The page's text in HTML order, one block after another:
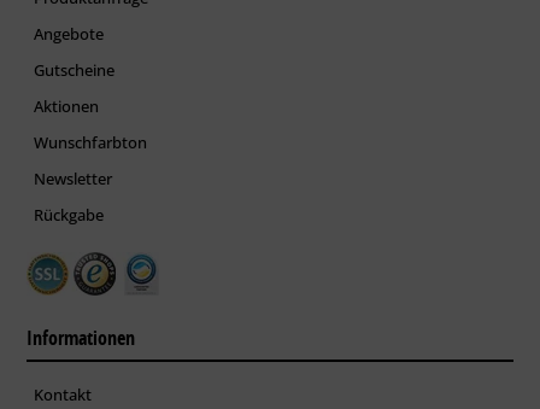
Angebote
Gutscheine
Aktionen
Wunschfarbton
Newsletter
Rückgabe
Informationen
Kontakt